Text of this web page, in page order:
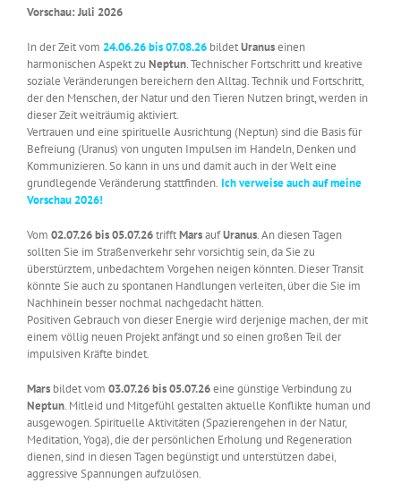
Vorschau: Juli 2026
In der Zeit vom 24.06.26 bis 07.08.26 bildetUranuseinen
harmonischen Aspekt zu Neptun. Technischer Fortschritt und kreative
soziale Veränderungen bereichern den Alltag. Technik und Fortschritt,
der den Menschen, der Natur und den Tieren Nutzen bringt, werden in
dieser Zeit weiträumig aktiviert.
Vertrauen und eine spirituelle Ausrichtung (Neptun) sind die Basis für
Befreiung (Uranus) von unguten Impulsen im Handeln, Denken und
Kommunizieren. So kann in uns und damit auch in der Welt eine
grundlegende Veränderung stattfinden. Ich verweise auch auf meine
Vorschau 2026!
Vom 02.07.26 bis 05.07.26trifftMarsaufUranus. An diesen Tagen
sollten Sie im Straßenverkehr sehr vorsichtig sein, da Sie zu
überstürztem, unbedachtem Vorgehen neigen könnten. Dieser Transit
könnte Sie auch zu spontanen Handlungen verleiten, über die Sie im
Nachhinein besser nochmal nachgedacht hätten.
Positiven Gebrauch von dieser Energie wird derjenige machen, der mit
einem völlig neuen Projekt anfängt und so einen großen Teil der
impulsiven Kräfte bindet.
Mars bildet vom 03.07.26 bis 05.07.26eine günstige Verbindung zu
Neptun. Mitleid und Mitgefühl gestalten aktuelle Konflikte human und
ausgewogen. Spirituelle Aktivitäten (Spazierengehen in der Natur,
Meditation, Yoga), die der persönlichen Erholung und Regeneration
dienen, sind in diesen Tagen begünstigt und unterstützen dabei,
aggressive Spannungen aufzulösen.